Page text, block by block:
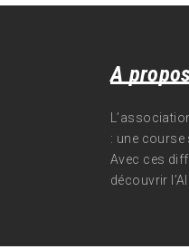
A
: une course
Avec ces
découvrir